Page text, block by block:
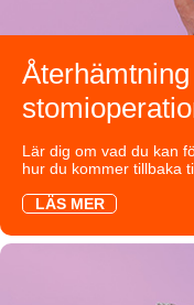
Lär dig om vad du kan
hur du kommer tillbaka
LÄS MER